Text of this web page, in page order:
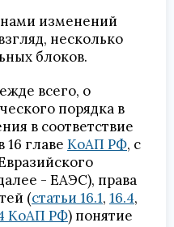
изменений
несколько
блоков.
всего, о
порядка в
в соответствие
главе КоАП РФ, с
- ЕАЭС), права
(статьи 16.1, 16.4,
КоАП РФ) понятие